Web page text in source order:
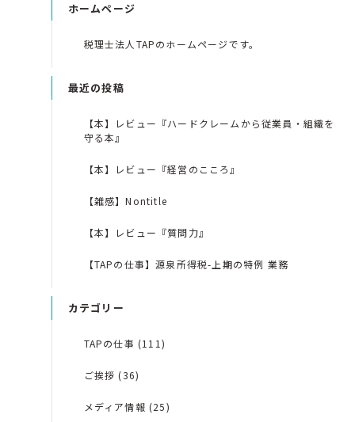
ホームページ
税理士法人TAPのホームページです。
最近の投稿
【本】レビュー『ハードクレームから従業員・組織を
守る本』
【本】レビュー『経営のこころ』
【雑感】Nontitle
【本】レビュー『質問力』
【TAPの仕事】源泉所得税-上期の特例 業務
カテゴリー
TAPの仕事 (111)
ご挨拶 (36)
メディア情報 (25)